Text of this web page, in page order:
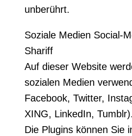
unberührt.
Soziale Medien Social-
Shariff
Auf dieser Website
sozialen Medien
Facebook, Twitter,
XING, LinkedIn, Tumblr).
Die Plugins können Sie